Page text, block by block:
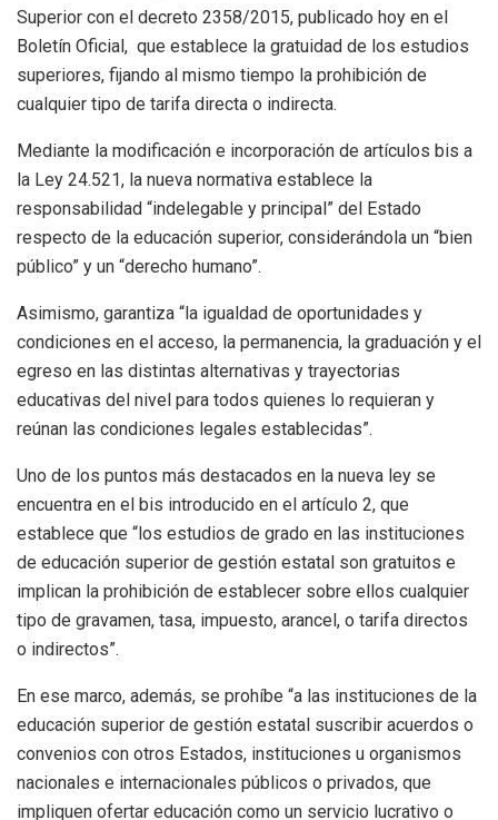
Superior con el decreto 2358/2015, publicado hoy en el
Boletín Oficial, que establece la gratuidad de los estudios
superiores, fijando al mismo tiempo la prohibición de
cualquier tipo de tarifa directa o indirecta.
Mediante la modificación e incorporación de artículos bis a
la Ley 24.521, la nueva normativa establece la
responsabilidad “indelegable y principal” del Estado
respecto de la educación superior, considerándola un “bien
público” y un “derecho humano”.
Asimismo, garantiza “la igualdad de oportunidades y
condiciones en el acceso, la permanencia, la graduación y el
egreso en las distintas alternativas y trayectorias
educativas del nivel para todos quienes lo requieran y
reúnan las condiciones legales establecidas”.
Uno de los puntos más destacados en la nueva ley se
encuentra en el bis introducido en el artículo 2, que
establece que “los estudios de grado en las instituciones
de educación superior de gestión estatal son gratuitos e
implican la prohibición de establecer sobre ellos cualquier
tipo de gravamen, tasa, impuesto, arancel, o tarifa directos
o indirectos”.
En ese marco, además, se prohíbe “a las instituciones de la
educación superior de gestión estatal suscribir acuerdos o
convenios con otros Estados, instituciones u organismos
nacionales e internacionales públicos o privados, que
impliquen ofertar educación como un servicio lucrativo o